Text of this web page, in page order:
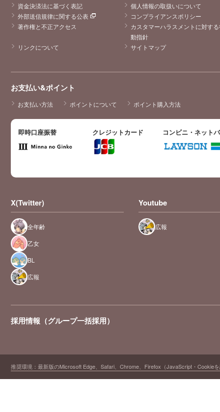
資金決済法に基づく表記
個人情報の取扱いについて
外部送信規律に関する公表
コンプライアンスポリシー
著作権と不正アクセス
カスタマーハラスメントに対す
動指針
リンクについて
サイトマップ
お支払い&ポイント
お支払い方法 ポイントについて ポイント購入方法
即時口座振替 クレジットカード コンビニ・ネット
X(Twitter)
全年齢
乙女
BL
広報
Youtube
広報
採用情報（グループ一括採用）
推奨環境：最新版のMicrosoft Edge、Safari、Chrome、Firefox（JavaScript・Cookie